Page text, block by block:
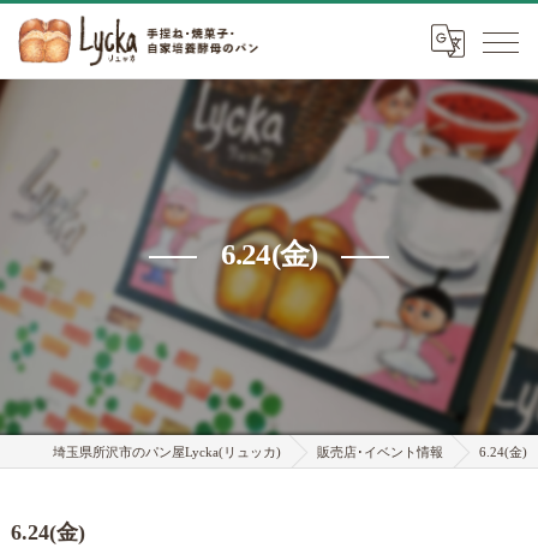
6.24(金)
埼玉県所沢市のパン屋Lycka(リュッカ) 販売店･イベント情報 6.24(金)
6.24(金)